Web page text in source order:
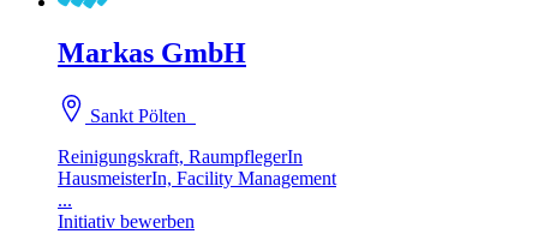
Markas GmbH
Sankt Pölten
Reinigungskraft, RaumpflegerIn
HausmeisterIn, Facility Management
...
Initiativ bewerben